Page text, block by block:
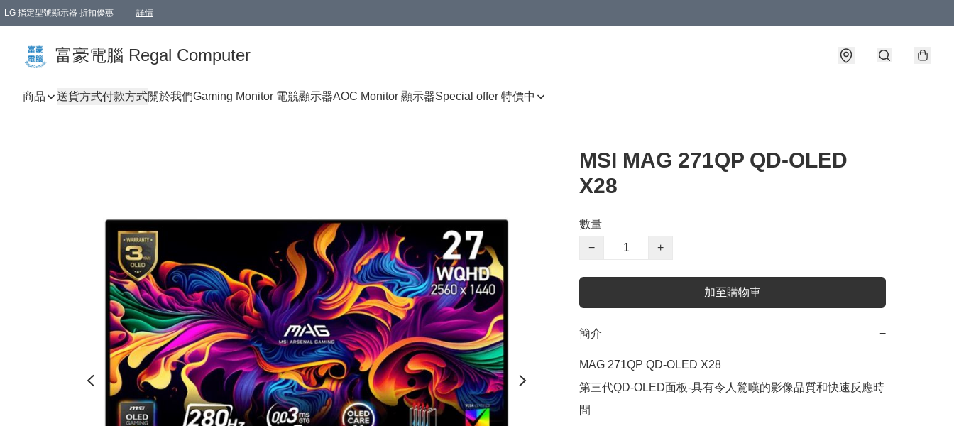
LG 指定型號顯示器 折扣優惠 詳情
富豪電腦 Regal Computer
商品 送貨方式付款方式關於我們Gaming Monitor 電競顯示器AOC Monitor 顯示器Special offer 特價中
MSI MAG 271QP QD-OLED
X28
數量
−
+
加至購物車
簡介 −
MAG 271QP QD-OLED X28
第三代QD-OLED面板-具有令人驚嘆的影像品質和快速反應時
間